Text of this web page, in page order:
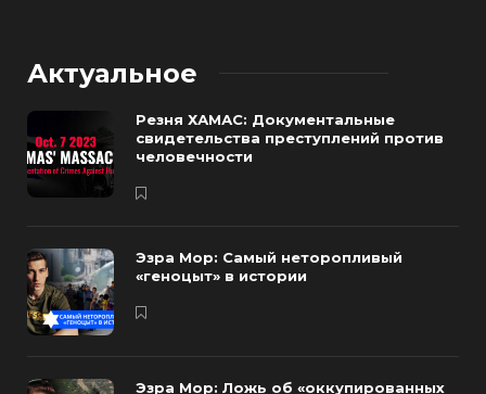
Актуальное
Резня ХАМАС: Документальные
свидетельства преступлений против
человечности
Эзра Мор: Самый неторопливый
«геноцыт» в истории
Эзра Мор: Ложь об «оккупированных